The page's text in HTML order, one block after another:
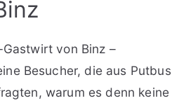
von Binz –
Besucher, die aus Putbus
warum es denn keine